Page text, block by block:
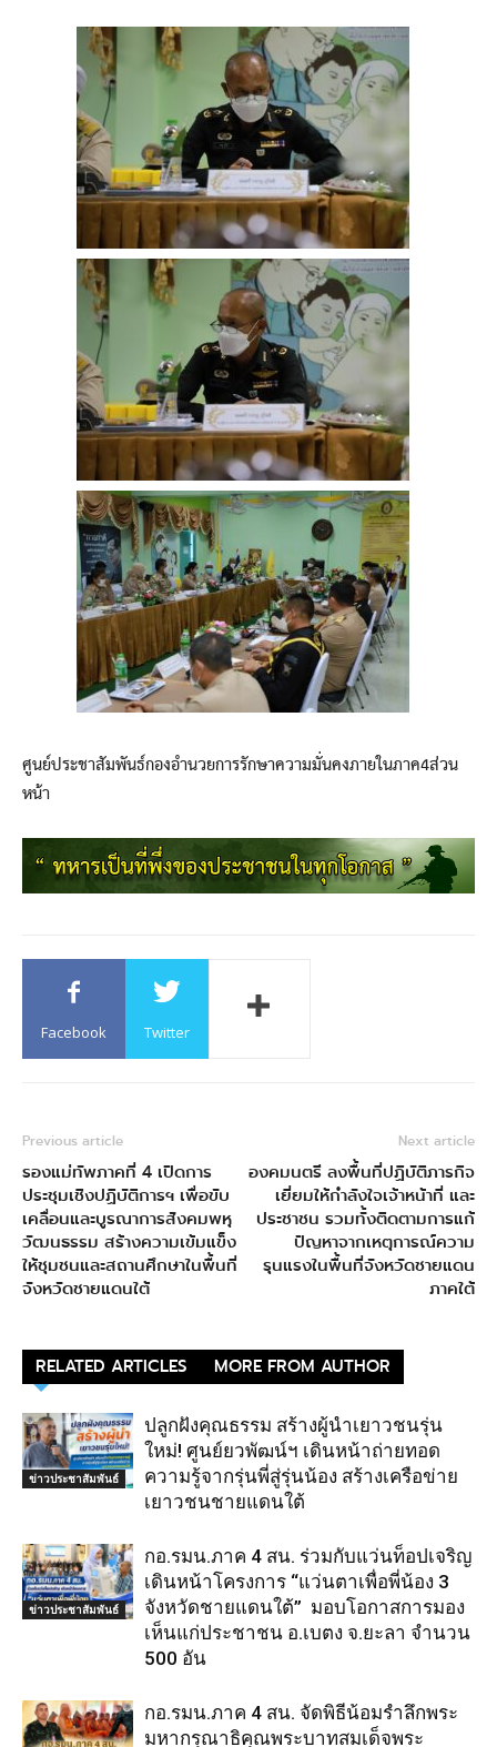
ศูนย์ประชาสัมพันธ์กองอำนวยการรักษาความมั่นคงภายในภาค4ส่วน
หน้า
Facebook Twitter
Previous article
รองแม่ทัพภาคที่ 4 เปิดการ
ประชุมเชิงปฏิบัติการฯ เพื่อขับ
เคลื่อนและบูรณาการสังคมพหุ
วัฒนธรรม สร้างความเข้มแข็ง
ให้ชุมชนและสถานศึกษาในพื้นที่
จังหวัดชายแดนใต้
Next article
องคมนตรี ลงพื้นที่ปฏิบัติภารกิจ
เยี่ยมให้กำลังใจเจ้าหน้าที่ และ
ประชาชน รวมทั้งติดตามการแก้
ปัญหาจากเหตุการณ์ความ
รุนแรงในพื้นที่จังหวัดชายแดน
ภาคใต้
RELATED ARTICLES MORE FROM AUTHOR
ข่าวประชาสัมพันธ์
ปลูกฝังคุณธรรม สร้างผู้นำเยาวชนรุ่น
ใหม่! ศูนย์ยวพัฒน์ฯ เดินหน้าถ่ายทอด
ความรู้จากรุ่นพี่สู่รุ่นน้อง สร้างเครือข่าย
เยาวชนชายแดนใต้
ข่าวประชาสัมพันธ์
กอ.รมน.ภาค 4 สน. ร่วมกับแว่นท็อปเจริญ
เดินหน้าโครงการ “แว่นตาเพื่อพี่น้อง 3
จังหวัดชายแดนใต้” มอบโอกาสการมอง
เห็นแก่ประชาชน อ.เบตง จ.ยะลา จำนวน
500 อัน
กอ.รมน.ภาค 4 สน. จัดพิธีน้อมรำลึกพระ
มหากรุณาธิคุณพระบาทสมเด็จพระ